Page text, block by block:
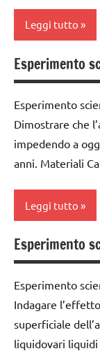
TUTTI GLI
ARGOMENTI
PER ETA'
TUTTI GLI
ESPERIMENTI
SCIENTIFICI
GUIDA
DIDATTICA
MONTESSORI
SCIENZE
scienze:
fisica e
chimica
ARGOMENTI
PER ETA'
TUTTI GLI
ARTICOLI
classe
classi
1a-5a
classi
medie
dai
6
anni
ESPERIMENTI
E ATTIVITA'
STEM
ESPERIMENTI
SCIENTIFICI
GUIDA
Leggi tutto
classe
4a
classe
5a
classi
medie
E ATTIVITA'
GUIDA
MONTESSORI
Esperimento
Esperimento
Dimostrare che
impedendo a
anni. Materiali
Leggi tutto
classe
1a
classe
2a
classe
3a
Esperimento
Esperimento
Indagare
superficiale
liquidovari